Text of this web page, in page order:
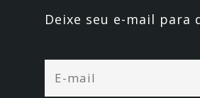
Deixe seu e-mail para